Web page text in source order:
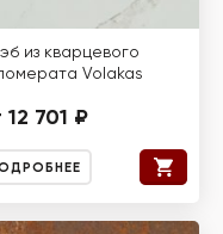
из кварцевого
Volakas
12 701 ₽